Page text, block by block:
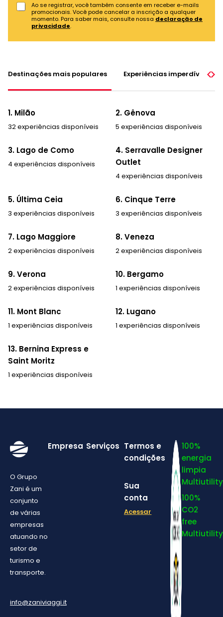
Ao se registrar, você também consente em receber e-mails
promocionais. Você pode cancelar a inscrição a qualquer
momento. Para saber mais, consulte nossa declaração de
privacidade.
Destinações mais populares Experiências imperdíveis
1. Milão
32 experiências disponíveis
2. Gênova
5 experiências disponíveis
3. Lago de Como
4 experiências disponíveis
4. Serravalle Designer
Outlet
4 experiências disponíveis
5. Última Ceia
3 experiências disponíveis
6. Cinque Terre
3 experiências disponíveis
7. Lago Maggiore
2 experiências disponíveis
8. Veneza
2 experiências disponíveis
9. Verona
2 experiências disponíveis
10. Bergamo
1 experiências disponíveis
11. Mont Blanc
1 experiências disponíveis
12. Lugano
1 experiências disponíveis
13. Bernina Express e
Saint Moritz
1 experiências disponíveis
O Grupo
Zani é um
conjunto
de várias
empresas
atuando no
setor de
turismo e
transporte.
info@zaniviaggi.it
Empresa Serviços Termos e
condições
Sua
conta
Acessar
100%
energia
limpia
Multiutility
100%
CO2
free
Multiutility